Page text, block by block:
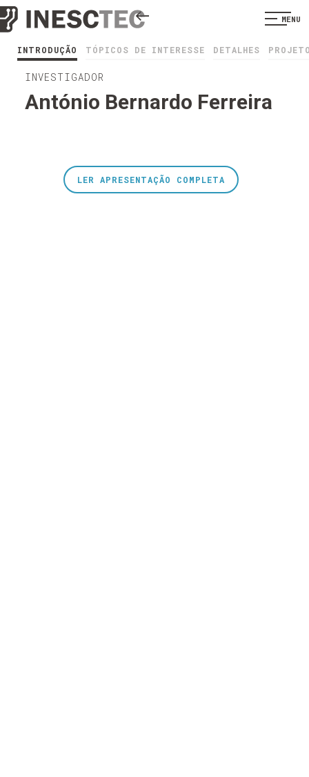
MENU
INTRODUÇÃO TÓPICOS DE INTERESSE DETALHES
INVESTIGADOR
António Bernardo Ferreira
LER APRESENTAÇÃO COMPLETA